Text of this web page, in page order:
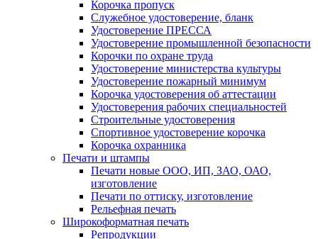
Корочка пропуск
Служебное удостоверение, бланк
Удостоверение ПРЕССА
Удостоверение промышленной безопасности
Корочки по охране труда
Удостоверение министерства культуры
Удостоверение пожарный минимум
Корочка удостоверения об аттестации
Удостоверения рабочих специальностей
Строительные удостоверения
Спортивное удостоверение корочка
Корочка охранника
Печати и штампы
Печати новые ООО, ИП, ЗАО, ОАО,
изготовление
Печати по оттиску, изготовление
Рельефная печать
Широкоформатная печать
Репродукции